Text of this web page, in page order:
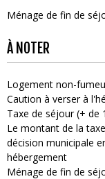
Ménage de fin de
À NOTER
Logement non-
Caution à verser à
Taxe de séjour (+ de
Le montant de la
décision municipale
hébergement
Ménage de fin de